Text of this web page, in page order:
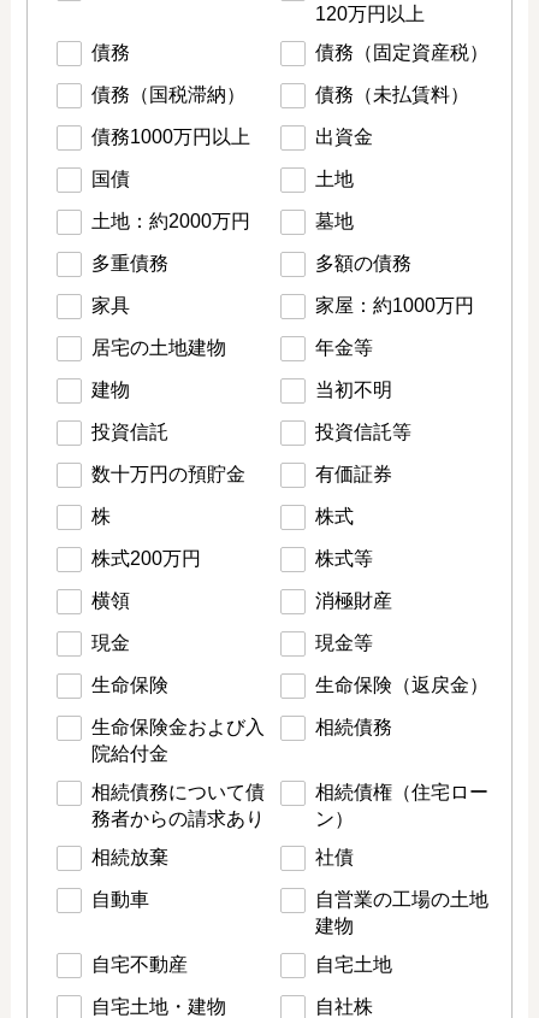
120万円以上
債務
債務（固定資産税）
債務（国税滞納） 債務（未払賃料）
債務1000万円以上 出資金
国債 土地
土地：約2000万円 墓地
多重債務 多額の債務
家具 家屋：約1000万円
居宅の土地建物 年金等
建物 当初不明
投資信託 投資信託等
数十万円の預貯金 有価証券
株 株式
株式200万円 株式等
横領 消極財産
現金 現金等
生命保険 生命保険（返戻金）
生命保険金および入
院給付金
相続債務
相続債務について債
務者からの請求あり
相続債権（住宅ロー
ン）
相続放棄
社債
自動車
自営業の工場の土地
建物
自宅不動産
自宅土地
自宅土地・建物 自社株